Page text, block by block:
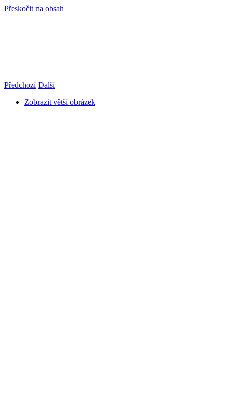
Přeskočit na obsah
Předchozí Další
Zobrazit větší obrázek